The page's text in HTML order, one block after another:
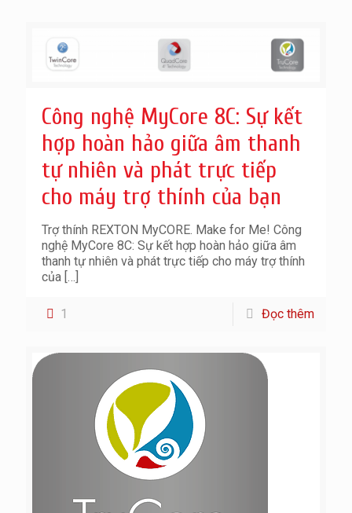
Công nghệ MyCore 8C: Sự kết
hợp hoàn hảo giữa âm thanh
tự nhiên và phát trực tiếp
cho máy trợ thính của bạn
Trợ thính REXTON MyCORE. Make for Me! Công
nghệ MyCore 8C: Sự kết hợp hoàn hảo giữa âm
thanh tự nhiên và phát trực tiếp cho máy trợ thính
của […]
1 Đọc thêm